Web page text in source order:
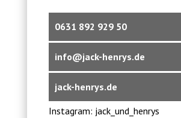
0631 892 929 50
info@jack-henrys.de
jack-henrys.de
Instagram: jack_und_henrys